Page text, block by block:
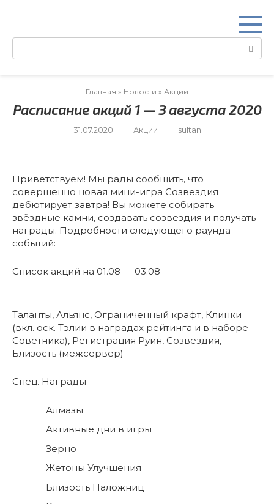
Поиск:
Главная » Новости » Акции
Расписание акций 1 — 3 августа 2020
31.07.2020 Акции sultan
Приветствуем! Мы рады сообщить, что
совершенно новая мини-игра Созвездия
дебютирует завтра! Вы можете собирать
звёздные камни, создавать созвездия и получать
награды. Подробности следующего раунда
событий:
Список акций на 01.08 — 03.08
Таланты, Альянс, Ограниченный крафт, Клинки
(вкл. оск. Тэлии в наградах рейтинга и в наборе
Советника), Регистрация Руин, Созвездия,
Близость (межсервер)
Спец. Награды
Алмазы
Активные дни в игры
Зерно
Жетоны Улучшения
Близость Наложниц